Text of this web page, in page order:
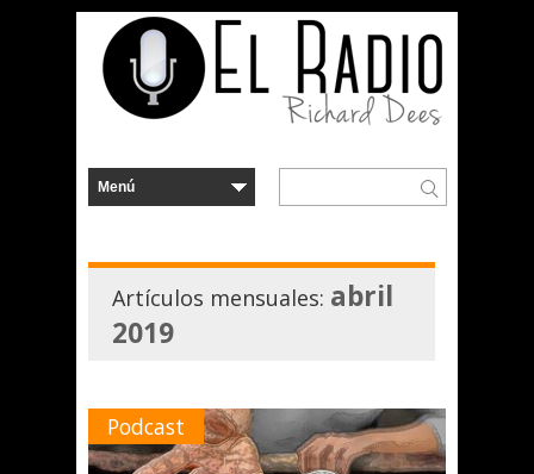
Artículos mensuales: abril
2019
Podcast